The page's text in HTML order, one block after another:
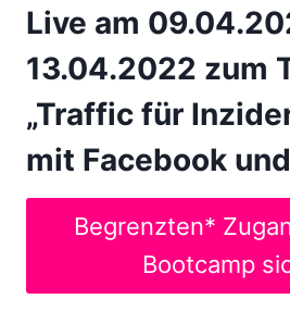
Live am
13.04.2022 zum
„Traffic für
mit Facebook
Begrenzten*
Bootcamp